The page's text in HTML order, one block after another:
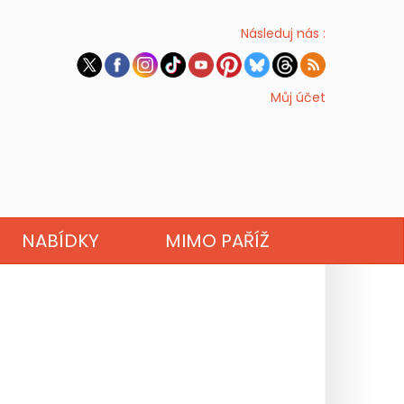
Následuj nás :
Můj účet
NABÍDKY MIMO PAŘÍŽ